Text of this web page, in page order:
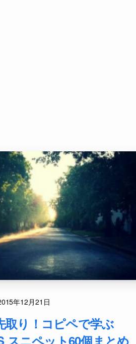
年12月21日
取り！コピペで学ぶ
スニペット60個まとめ